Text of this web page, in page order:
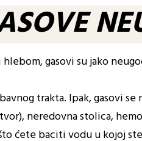
gasovi su jako
trakta. Ipak, gasovi
neredovna stolica,
ćete baciti vodu u kojoj